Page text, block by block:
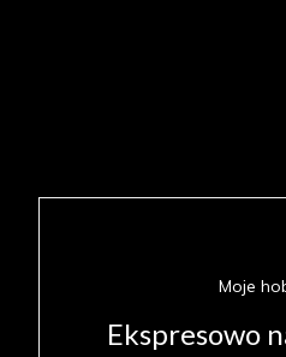
Moje
Ekspresowo